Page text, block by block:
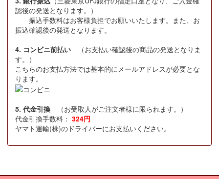
認後の発送となります。）
振込手数料はお客様負担でお願いいたします。また、お
振込確認後の発送となります。
4. コンビニ前払い （お支払い確認後の商品の発送となりま
す。）
こちらのお支払方法では基本的にメールアドレスが必要とな
ります。
5. 代金引換 （お受取人がご注文者様に限られます。）
代金引換手数料： 324円
ヤマト運輸(株)のドライバーにお支払いください。